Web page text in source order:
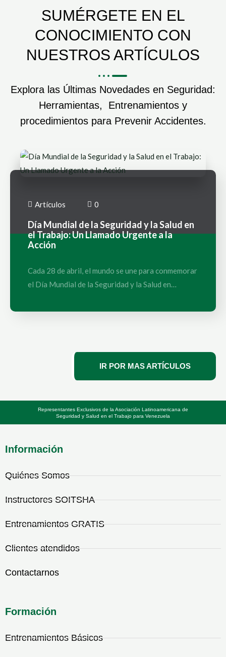
SUMÉRGETE EN EL
CONOCIMIENTO CON
NUESTROS ARTÍCULOS
Explora las Últimas Novedades en Seguridad:
Herramientas, Entrenamientos y
procedimientos para Prevenir Accidentes.
Artículos 0
Día Mundial de la Seguridad y la Salud en
el Trabajo: Un Llamado Urgente a la
Acción
Cada 28 de abril, el mundo se une para conmemorar
el Día Mundial de la Seguridad y la Salud en…
IR POR MAS ARTÍCULOS
Representantes Exclusivos de la Asociación Latinoamericana de
Seguridad y Salud en el Trabajo para Venezuela
Información
Quiénes Somos
Instructores SOITSHA
Entrenamientos GRATIS
Clientes atendidos
Contactarnos
Formación
Entrenamientos Básicos